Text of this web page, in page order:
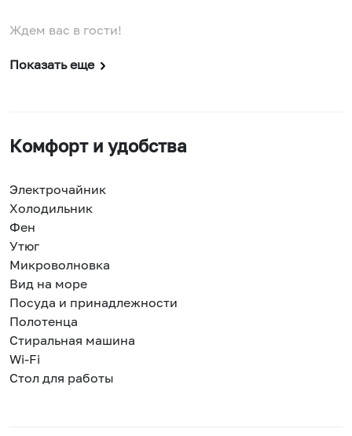
Ждем вас в гости!
Показать еще
Комфорт и удобства
Электрочайник
Холодильник
Фен
Утюг
Микроволновка
Вид на море
Посуда и принадлежности
Полотенца
Стиральная машина
Wi-Fi
Стол для работы